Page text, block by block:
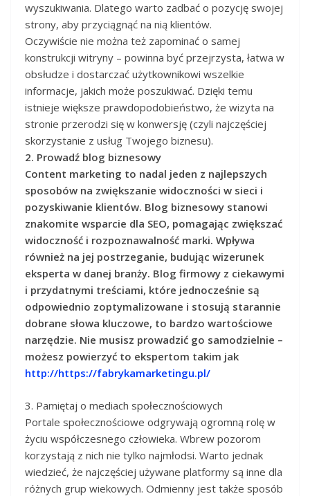
wyszukiwania. Dlatego warto zadbać o pozycję swojej
strony, aby przyciągnąć na nią klientów.
Oczywiście nie można też zapominać o samej
konstrukcji witryny – powinna być przejrzysta, łatwa w
obsłudze i dostarczać użytkownikowi wszelkie
informacje, jakich może poszukiwać. Dzięki temu
istnieje większe prawdopodobieństwo, że wizyta na
stronie przerodzi się w konwersję (czyli najczęściej
skorzystanie z usług Twojego biznesu).
2. Prowadź blog biznesowy
Content marketing to nadal jeden z najlepszych
sposobów na zwiększanie widoczności w sieci i
pozyskiwanie klientów. Blog biznesowy stanowi
znakomite wsparcie dla SEO, pomagając zwiększać
widoczność i rozpoznawalność marki. Wpływa
również na jej postrzeganie, budując wizerunek
eksperta w danej branży. Blog firmowy z ciekawymi
i przydatnymi treściami, które jednocześnie są
odpowiednio zoptymalizowane i stosują starannie
dobrane słowa kluczowe, to bardzo wartościowe
narzędzie. Nie musisz prowadzić go samodzielnie –
możesz powierzyć to ekspertom takim jak
http://https://fabrykamarketingu.pl/
3. Pamiętaj o mediach społecznościowych
Portale społecznościowe odgrywają ogromną rolę w
życiu współczesnego człowieka. Wbrew pozorom
korzystają z nich nie tylko najmłodsi. Warto jednak
wiedzieć, że najczęściej używane platformy są inne dla
różnych grup wiekowych. Odmienny jest także sposób